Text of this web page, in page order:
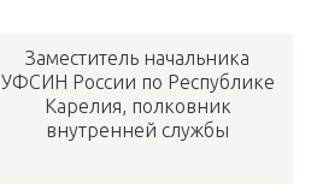
Заместитель начальника
УФСИН России по Республике
Карелия, полковник
внутренней службы